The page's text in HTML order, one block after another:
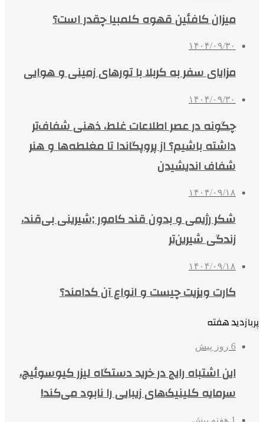
میزان کافئین قهوه کلمبیا چقدر است؟
۱۴۰۴/۰۹/۳۰
مزایای سفر به کربلا با تورهای زمینی و هوایی
۱۴۰۴/۰۹/۳۰
چگونه در عصر اطلاعات غلط، ذهنی شفاف‌تر
داشته باشیم؟ از پروپگاندا تا مغلطه‌ها و هنر
شفاف اندیشیدن
۱۴۰۴/۰۹/۱۸
شکر رژیمی و بدون قند کامور ;شیرینی بی‌قند،
زندگی شیرین‌تر
۱۴۰۴/۰۹/۱۸
کارت ویزیت چیست و انواع آن کدامند؟
پربازدید هفته
6 روز پیش
این اشتباه رایج در خرید دستگاه لیزر کیوسوئیچ،
سرمایه کلینیک‌های زیبایی را نابود می‌کند!
1 هفته پیش